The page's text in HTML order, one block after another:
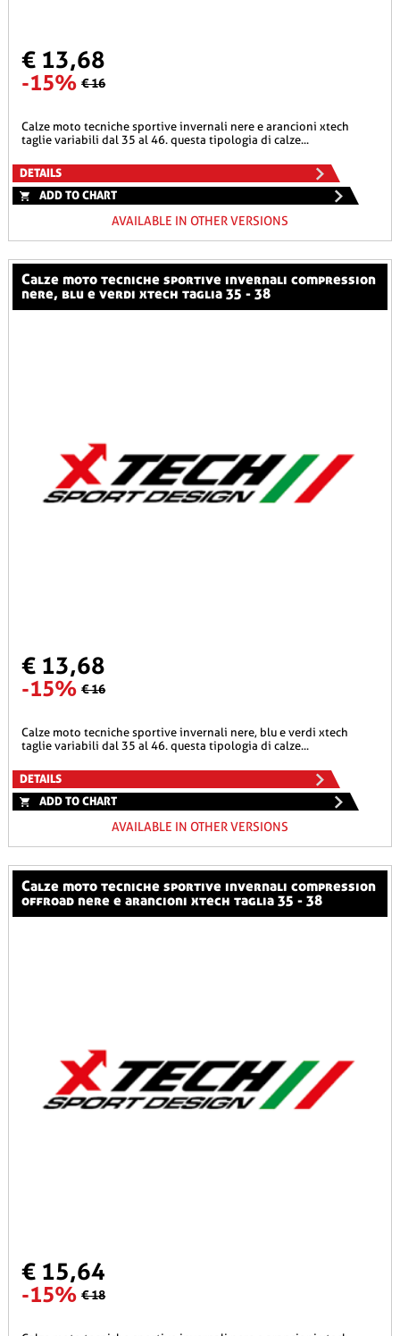
€ 13,68
-15% € 16
calze moto tecniche sportive invernali nere e arancioni xtech
taglie variabili dal 35 al 46. questa tipologia di calze...
DETAILS
ADD TO CHART
AVAILABLE IN OTHER VERSIONS
calze moto tecniche sportive invernali compression
nere, blu e verdi xtech taglia 35 - 38
€ 13,68
-15% € 16
calze moto tecniche sportive invernali nere, blu e verdi xtech
taglie variabili dal 35 al 46. questa tipologia di calze...
DETAILS
ADD TO CHART
AVAILABLE IN OTHER VERSIONS
calze moto tecniche sportive invernali compression
offroad nere e arancioni xtech taglia 35 - 38
€ 15,64
-15% € 18